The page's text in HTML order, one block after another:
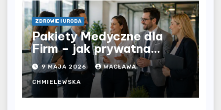
ZDROWIE I URODA
Pakiety Medyczne dla
Firm – jak prywatna
opieka zdrowotna
wpływa na jakość
współpracy w
organizacji?
9 MAJA 2026 WACŁAWA
CHMIELEWSKA